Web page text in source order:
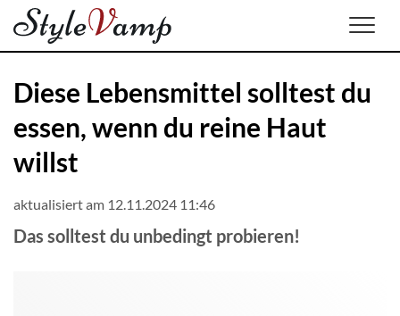
Diese Lebensmittel solltest du
essen, wenn du reine Haut
willst
aktualisiert am 12.11.2024 11:46
Das solltest du unbedingt probieren!